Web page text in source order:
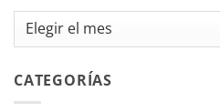
Archivos
CATEGORÍAS